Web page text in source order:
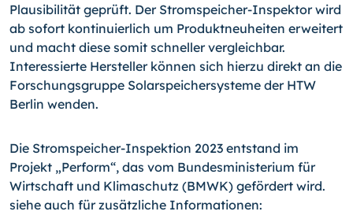
Plausibilität geprüft. Der Stromspeicher-Inspektor wird
ab sofort kontinuierlich um Produktneuheiten erweitert
und macht diese somit schneller vergleichbar.
Interessierte Hersteller können sich hierzu direkt an die
Forschungsgruppe Solarspeichersysteme der HTW
Berlin wenden.
Die Stromspeicher-Inspektion 2023 entstand im
Projekt „Perform“, das vom Bundesministerium für
Wirtschaft und Klimaschutz (BMWK) gefördert wird.
siehe auch für zusätzliche Informationen: